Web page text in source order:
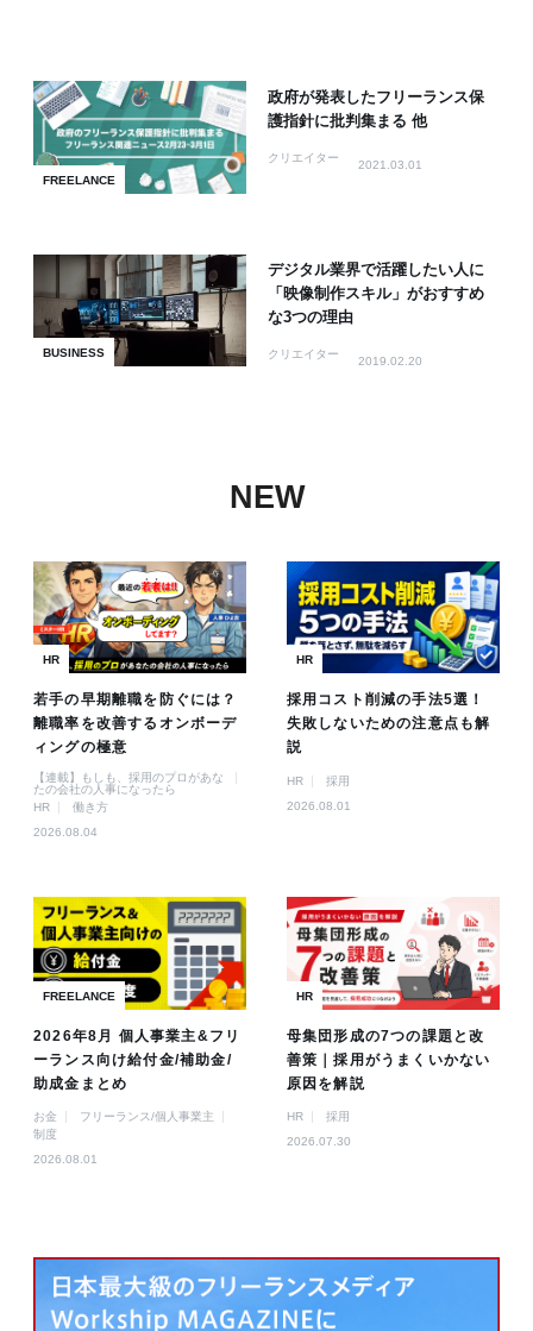
FREELANCE
政府が発表したフリーランス保
護指針に批判集まる 他
クリエイター
2021.03.01
BUSINESS
デジタル業界で活躍したい人に
「映像制作スキル」がおすすめ
な3つの理由
クリエイター
2019.02.20
NEW
HR
若手の早期離職を防ぐには？
離職率を改善するオンボーデ
ィングの極意
【連載】もしも、採用のプロがあな
たの会社の人事になったら
HR
働き方
2026.08.04
HR
採用コスト削減の手法5選！
失敗しないための注意点も解
説
HR
採用
2026.08.01
FREELANCE
2026年8月 個人事業主&フリ
ーランス向け給付金/補助金/
助成金まとめ
お金
フリーランス/個人事業主
制度
2026.08.01
HR
母集団形成の7つの課題と改
善策｜採用がうまくいかない
原因を解説
HR
採用
2026.07.30